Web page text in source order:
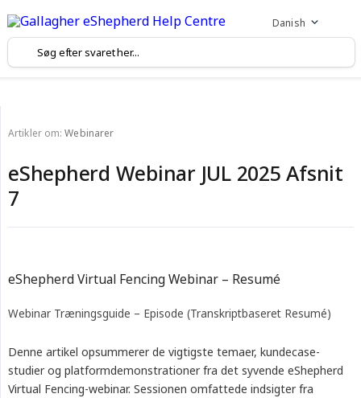
Danish
Artikler om: Webinarer
eShepherd Webinar JUL 2025 Afsnit
7
eShepherd Virtual Fencing Webinar – Resumé
Webinar Træningsguide – Episode (Transkriptbaseret Resumé)
Denne artikel opsummerer de vigtigste temaer, kundecase-
studier og platformdemonstrationer fra det syvende eShepherd
Virtual Fencing-webinar. Sessionen omfattede indsigter fra